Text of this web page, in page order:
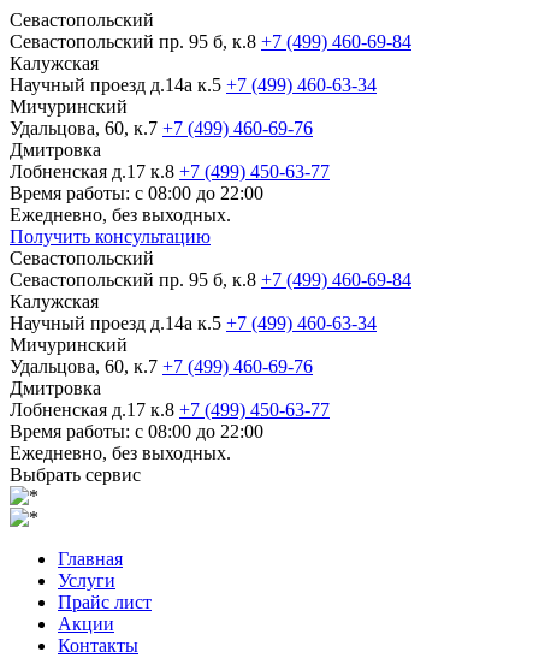
Севастопольский
Севастопольский пр. 95 б, к.8 +7 (499) 460-69-84
Калужская
Научный проезд д.14а к.5 +7 (499) 460-63-34
Мичуринский
Удальцова, 60, к.7 +7 (499) 460-69-76
Дмитровка
Лобненская д.17 к.8 +7 (499) 450-63-77
Время работы: с 08:00 до 22:00
Ежедневно, без выходных.
Получить консультацию
Севастопольский
Севастопольский пр. 95 б, к.8 +7 (499) 460-69-84
Калужская
Научный проезд д.14а к.5 +7 (499) 460-63-34
Мичуринский
Удальцова, 60, к.7 +7 (499) 460-69-76
Дмитровка
Лобненская д.17 к.8 +7 (499) 450-63-77
Время работы: с 08:00 до 22:00
Ежедневно, без выходных.
Выбрать сервис
Главная
Услуги
Прайс лист
Акции
Контакты